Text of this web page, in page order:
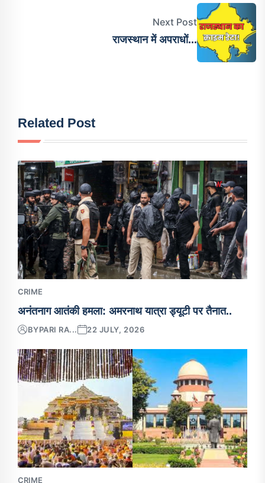
Next Post
राजस्थान में अपराधों...
Related Post
CRIME
अनंतनाग आतंकी हमला: अमरनाथ यात्रा ड्यूटी पर तैनात..
BYPARI RA... 22 JULY, 2026
CRIME